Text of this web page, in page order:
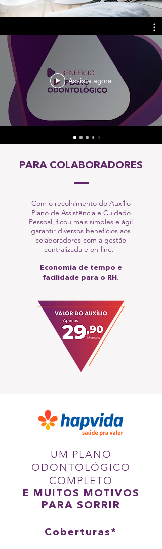
Assista agora
PARA COLABORADORES
Com o recolhimento do Auxílio
Plano de Assistência e Cuidado
Pessoal, ficou mais simples e ágil
garantir diversos benefícios aos
colaboradores com a gestão
centralizada e on-line.
Economia de tempo e
facilidade para o RH.
UM PLANO
ODONTOLÓGICO
COMPLETO
E MUITOS MOTIVOS
PARA SORRIR
Coberturas*